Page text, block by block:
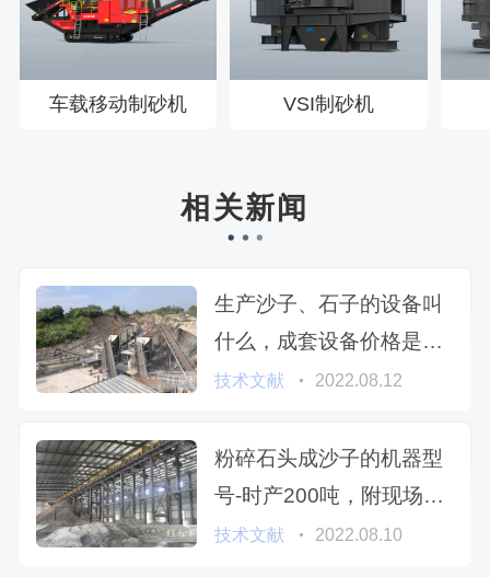
车载移动制砂机 VSI制砂机
相关新闻
生产沙子、石子的设备叫
什么，成套设备价格是多
少？
技术文献 2022.08.12
粉碎石头成沙子的机器型
号-时产200吨，附现场视
频
技术文献 2022.08.10